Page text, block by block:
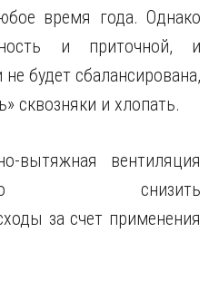
время года. Однако
и приточной, и
будет сбалансирована,
сквозняки и хлопать.
вытяжная вентиляция
снизить
за счет применения